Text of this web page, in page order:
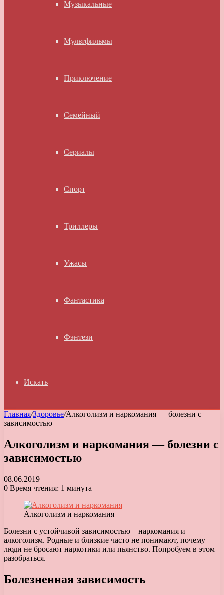
Музыкальные
Мультфильмы
Приключение
Семейный
Сериалы
Спорт
Триллеры
Ужасы
Фантастика
Фэнтези
Искать
Главная/Здоровье/Алкоголизм и наркомания — болезни с
зависимостью
Алкоголизм и наркомания — болезни с
зависимостью
08.06.2019
0 Время чтения: 1 минута
Алкоголизм и наркомания
Болезни с устойчивой зависимостью – наркомания и
алкоголизм. Родные и близкие часто не понимают, почему
люди не бросают наркотики или пьянство. Попробуем в этом
разобраться.
Болезненная зависимость